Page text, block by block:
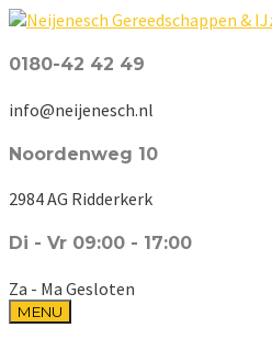
0180-42 42 49
info@neijenesch.nl
Noordenweg 10
2984 AG Ridderkerk
Di - Vr 09:00 - 17:00
Za - Ma Gesloten
MENU